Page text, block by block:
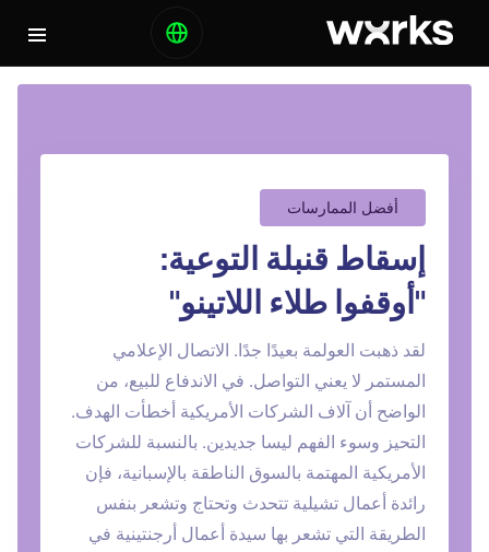
أفضل الممارسات
إسقاط قنبلة التوعية:
"أوقفوا طلاء اللاتينو"
لقد ذهبت العولمة بعيدًا جدًا. الاتصال الإعلامي
المستمر لا يعني التواصل. في الاندفاع للبيع، من
الواضح أن آلاف الشركات الأمريكية أخطأت الهدف.
التحيز وسوء الفهم ليسا جديدين. بالنسبة للشركات
الأمريكية المهتمة بالسوق الناطقة بالإسبانية، فإن
رائدة أعمال تشيلية تتحدث وتحتاج وتشعر بنفس
الطريقة التي تشعر بها سيدة أعمال أرجنتينية في